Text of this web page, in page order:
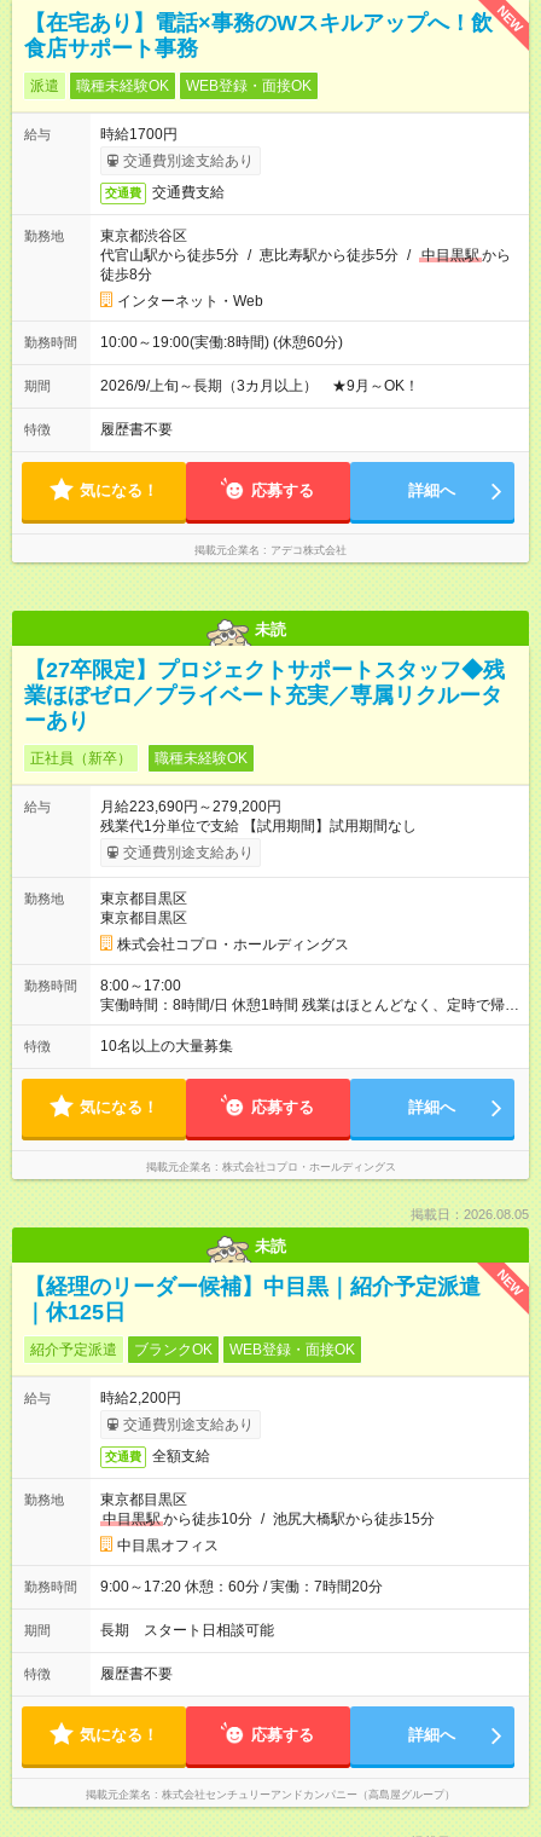
NEW
【在宅あり】電話×事務のWスキルアップへ！飲
食店サポート事務
派遣 職種未経験OK WEB登録・面接OK
給与
時給1700円
交通費別途支給あり
交通費 交通費支給
勤務地
東京都渋谷区
代官山駅から徒歩5分 / 恵比寿駅から徒歩5分 / 中目黒駅から
徒歩8分
インターネット・Web
勤務時間 10:00～19:00(実働:8時間) (休憩60分)
期間 2026/9/上旬～長期（3カ月以上） ★9月～OK！
特徴 履歴書不要
気になる！ 応募する 詳細へ
掲載元企業名 アデコ株式会社
未読
【27卒限定】プロジェクトサポートスタッフ◆残
業ほぼゼロ／プライベート充実／専属リクルータ
ーあり
正社員（新卒） 職種未経験OK
給与
月給223,690円～279,200円
残業代1分単位で支給 【試用期間】試用期間なし
交通費別途支給あり
勤務地
東京都目黒区
東京都目黒区
株式会社コプロ・ホールディングス
勤務時間
8:00～17:00
実働時間：8時間/日 休憩1時間 残業はほとんどなく、定時で帰れ
る日が多い働き方です。 毎日の業務は進捗管理や事務が中心な
ので、 「今日やるべき仕事」が終われば、自然と区切りをつけ
方を大切にしています。
特徴 10名以上の大量募集
気になる！ 応募する 詳細へ
掲載元企業名 株式会社コプロ・ホールディングス
掲載日：2026.08.05
未読
NEW
【経理のリーダー候補】中目黒｜紹介予定派遣
｜休125日
紹介予定派遣 ブランクOK WEB登録・面接OK
給与
時給2,200円
交通費別途支給あり
交通費 全額支給
勤務地
東京都目黒区
中目黒駅から徒歩10分 / 池尻大橋駅から徒歩15分
中目黒オフィス
勤務時間 9:00～17:20 休憩：60分 / 実働：7時間20分
期間 長期 スタート日相談可能
特徴 履歴書不要
気になる！ 応募する 詳細へ
掲載元企業名 株式会社センチュリーアンドカンパニー（高島屋グループ）